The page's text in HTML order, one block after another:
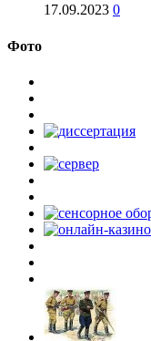
17.09.2023 0
Фото